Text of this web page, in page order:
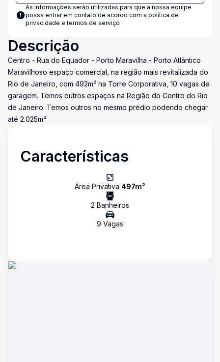
As informações serão utilizadas para que a nossa equipe
possa entrar em contato de acordo com a política de
privacidade e termos de serviço
Descrição
Centro - Rua do Equador - Porto Maravilha - Porto Atlântico
Maravilhoso espaço comercial, na região mais revitalizada do
Rio de Janeiro, com 492m² na Torre Corporativa, 10 vagas de
garagem. Temos outros espaços na Região do Centro do Rio
de Janeiro. Temos outros no mesmo prédio podendo chegar
até 2.025m²
Características
Área Privativa 497m²
2 Banheiros
9 Vagas